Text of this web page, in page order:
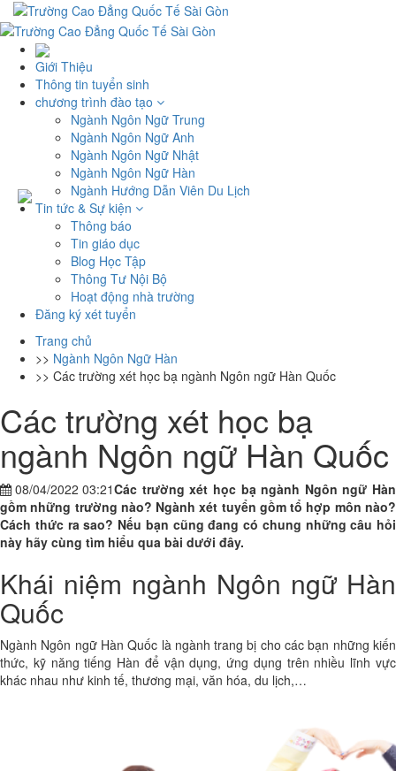
Giới Thiệu
Thông tin tuyển sinh
chương trình đào tạo
Ngành Ngôn Ngữ Trung
Ngành Ngôn Ngữ Anh
Ngành Ngôn Ngữ Nhật
Ngành Ngôn Ngữ Hàn
Ngành Hướng Dẫn Viên Du Lịch
Tin tức & Sự kiện
Thông báo
Tin giáo dục
Blog Học Tập
Thông Tư Nội Bộ
Hoạt động nhà trường
Đăng ký xét tuyển
Trang chủ
>> Ngành Ngôn Ngữ Hàn
>> Các trường xét học bạ ngành Ngôn ngữ Hàn Quốc
Các trường xét học bạ
ngành Ngôn ngữ Hàn Quốc
08/04/2022 03:21Các trường xét học bạ ngành Ngôn ngữ Hàn
gồm những trường nào? Ngành xét tuyển gồm tổ hợp môn nào?
Cách thức ra sao? Nếu bạn cũng đang có chung những câu hỏi
này hãy cùng tìm hiểu qua bài dưới đây.
Khái niệm ngành Ngôn ngữ Hàn
Quốc
Ngành Ngôn ngữ Hàn Quốc là ngành trang bị cho các bạn những kiến
thức, kỹ năng tiếng Hàn để vận dụng, ứng dụng trên nhiều lĩnh vực
khác nhau như kinh tế, thương mại, văn hóa, du lịch,…